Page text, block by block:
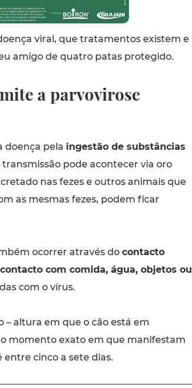
viral, que tratamentos existem e
amigo de quatro patas protegido.
a parvovirose
doença pela ingestão de substâncias
transmissão pode acontecer via oro
nas fezes e outros animais que
as mesmas fezes, podem ficar
ocorrer através do contacto
contacto com comida, água, objetos ou
com o vírus.
– altura em que o cão está em
momento exato em que manifestam
entre cinco a sete dias.